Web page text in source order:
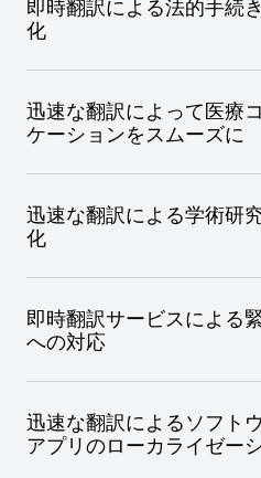
を拡大できます。
文化的な妥当性を考慮
料、製品説明、ウェブ
ビジネス文書を現地の
国際的なパートナーシ
書の翻訳を迅速に実施
即時翻訳による法的手続
化
に効率的に対処できます。
法律文書、契約書、案
訳
迅速な翻訳により国際
専門家による法律翻訳
押し
迅速な翻訳によって医療
ケーションをスムーズに
の垣根のない治療を提供で
医療報告書、患者記録
医療用語を言語間で正
診察時の同時翻訳によ
ート
正確な翻訳により、複
の連携を促進
迅速な翻訳による学術研
化
切りにもスケジュール通
研究論文、学位論文、
アカデミック基準や学
迅速な翻訳により国際
即時翻訳サービスによる
への対応
効果的に進められるよう
迅速な翻訳によるソフト
アプリのローカライゼー